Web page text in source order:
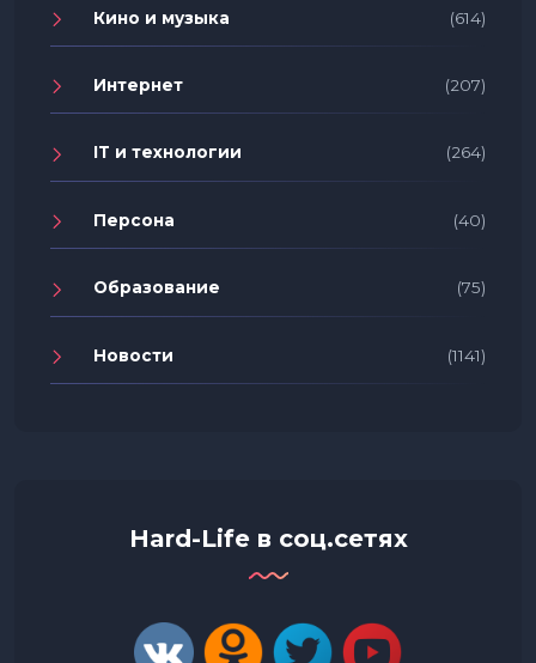
Кино и музыка (614)
Интернет (207)
IT и технологии (264)
Персона (40)
Образование (75)
Новости (1141)
Hard-Life в соц.сетях